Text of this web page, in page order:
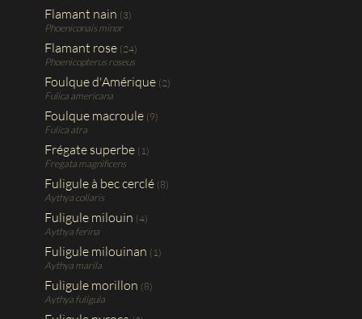
Flamant nain (3)
Phoeniconais minor
Flamant rose (24)
Phoenicopterus roseus
Foulque d'Amérique (2)
Fulica americana
Foulque macroule (9)
Fulica atra
Frégate superbe (1)
Fregata magnificens
Fuligule à bec cerclé (8)
Aythya collaris
Fuligule milouin (4)
Aythya ferina
Fuligule milouinan (1)
Aythya marila
Fuligule morillon (8)
Aythya fuligula